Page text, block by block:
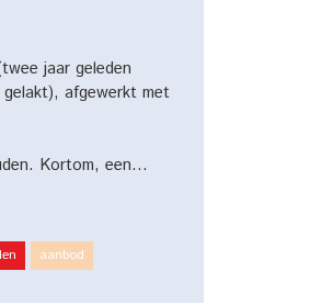
jaar geleden
afgewerkt met
Kortom, een…
aanbod